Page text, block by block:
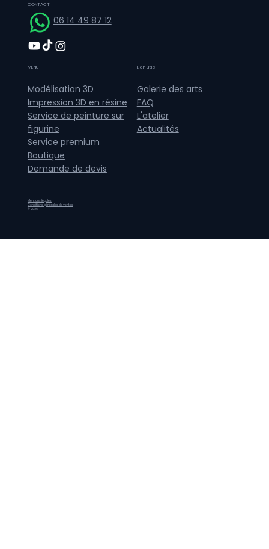
CONTACT
06 14 49 87 12
MENU
Modélisation 3D
Impression 3D en résine
Service de peinture sur
figurine
Service premium
Boutique
Demande de devis
Lien utile
Galerie des arts
FAQ
L'atelier
Actualités
Mentions légales
Conditions générales de ventes
© 2026